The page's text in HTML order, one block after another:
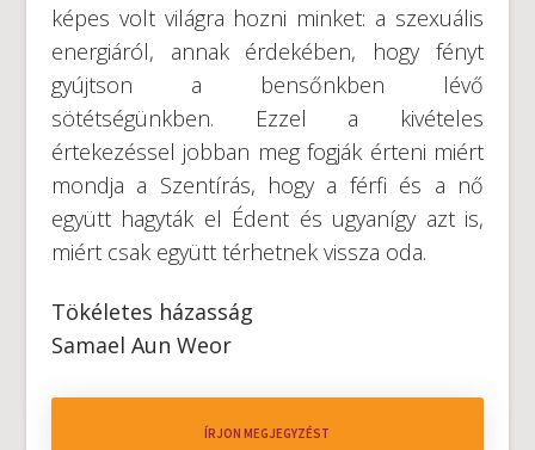
képes volt világra hozni minket: a szexuális
energiáról, annak érdekében, hogy fényt
gyújtson a bensőnkben lévő
sötétségünkben. Ezzel a kivételes
értekezéssel jobban meg fogják érteni miért
mondja a Szentírás, hogy a férfi és a nő
együtt hagyták el Édent és ugyanígy azt is,
miért csak együtt térhetnek vissza oda.
Tökéletes házasság
Samael Aun Weor
ÍRJON MEGJEGYZÉST